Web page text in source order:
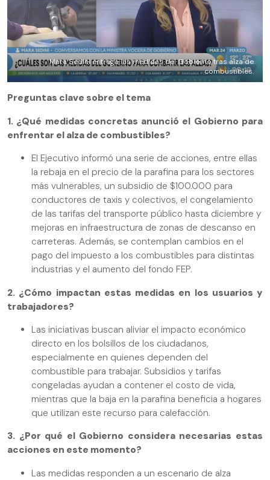
Mara Sedini entrega las medidas del Gobierno tras alza de
combustibles.
Preguntas clave sobre el tema
1. ¿Qué medidas concretas anunció el Gobierno para
enfrentar el alza de combustibles?
El Ejecutivo informó una serie de acciones, entre ellas
la rebaja en el precio de la parafina para los sectores
más vulnerables, un subsidio de $100.000 para
conductores de taxis y colectivos, el congelamiento
de las tarifas del transporte público hasta diciembre y
mejoras en infraestructura de zonas de descanso en
carreteras. Además, se contemplan cambios en el
pago del impuesto a los combustibles para distintas
industrias y el aumento del fondo FEP.
2. ¿Cómo impactan estas medidas en los usuarios y
trabajadores?
Las iniciativas buscan aliviar el impacto económico
directo en los bolsillos de los ciudadanos,
especialmente en quienes dependen del
combustible para trabajar. Subsidios y tarifas
congeladas ayudan a contener el costo de vida,
mientras que la baja en la parafina beneficia a hogares
que utilizan este recurso para calefacción.
3. ¿Por qué el Gobierno considera necesarias estas
acciones en este momento?
Las medidas responden a un escenario de alza